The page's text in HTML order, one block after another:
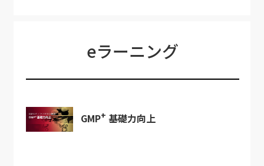
eラーニング
GMP+ 基礎力向上